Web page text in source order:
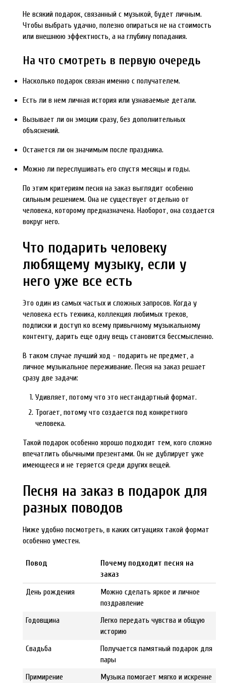
Не всякий подарок, связанный с музыкой, будет личным.
Чтобы выбрать удачно, полезно опираться не на стоимость
или внешнюю эффектность, а на глубину попадания.
На что смотреть в первую очередь
Насколько подарок связан именно с получателем.
Есть ли в нем личная история или узнаваемые детали.
Вызывает ли он эмоции сразу, без дополнительных
объяснений.
Останется ли он значимым после праздника.
Можно ли переслушивать его спустя месяцы и годы.
По этим критериям песня на заказ выглядит особенно
сильным решением. Она не существует отдельно от
человека, которому предназначена. Наоборот, она создается
вокруг него.
Что подарить человеку
любящему музыку, если у
него уже все есть
Это один из самых частых и сложных запросов. Когда у
человека есть техника, коллекция любимых треков,
подписки и доступ ко всему привычному музыкальному
контенту, дарить еще одну вещь становится бессмысленно.
В таком случае лучший ход - подарить не предмет, а
личное музыкальное переживание. Песня на заказ решает
сразу две задачи:
Удивляет, потому что это нестандартный формат.
Трогает, потому что создается под конкретного
человека.
Такой подарок особенно хорошо подходит тем, кого сложно
впечатлить обычными презентами. Он не дублирует уже
имеющееся и не теряется среди других вещей.
Песня на заказ в подарок для
разных поводов
Ниже удобно посмотреть, в каких ситуациях такой формат
особенно уместен.
Повод
Почему подходит песня на
заказ
День рождения
Можно сделать яркое и личное
поздравление
Годовщина
Легко передать чувства и общую
историю
Свадьба
Получается памятный подарок для
пары
Примирение
Музыка помогает мягко и искренне